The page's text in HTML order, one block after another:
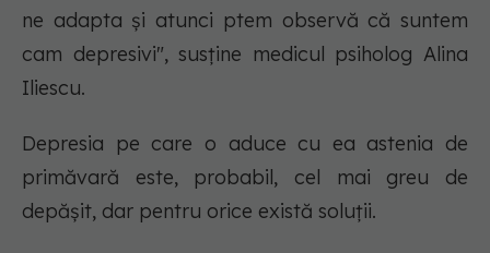
ne adapta și atunci ptem observă că suntem
cam depresivi", susține medicul psiholog Alina
Iliescu.
Depresia pe care o aduce cu ea astenia de
primăvară este, probabil, cel mai greu de
depășit, dar pentru orice există soluții.